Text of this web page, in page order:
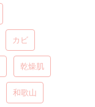
カビ
乾燥肌
和歌山